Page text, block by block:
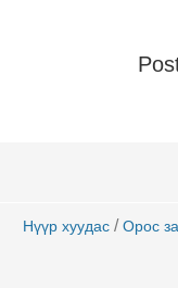
Нүүр хуудас / Орос